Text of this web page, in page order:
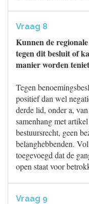
Vraag 8
Kunnen de
tegen dit besluit of
manier worden
Tegen
positief dan wel
derde lid, onder a,
samenhang met
bestuursrecht, geen
belanghebbenden.
toegevoegd dat de
open staat voor
Vraag 9